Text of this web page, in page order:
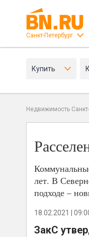
Санкт-Петербург
Купить
Недвижимость
лет. В
подходе –
18.02.2021 |
ЗакС